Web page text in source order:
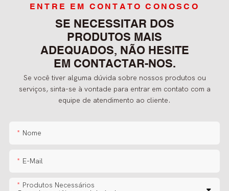
ENTRE EM CONTATO CONOSCO
SE NECESSITAR DOS
PRODUTOS MAIS
ADEQUADOS, NÃO HESITE
EM CONTACTAR-NOS.
Se você tiver alguma dúvida sobre nossos produtos ou
serviços, sinta-se à vontade para entrar em contato com a
equipe de atendimento ao cliente.
Nome
E-Mail
Produtos Necessários